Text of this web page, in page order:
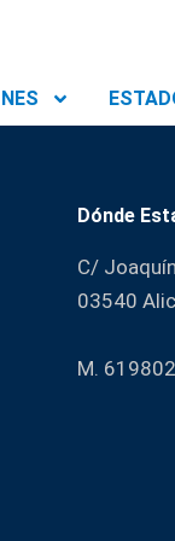
Dónde
C/
03540
M.